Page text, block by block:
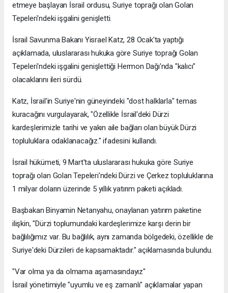
etmeye başlayan İsrail ordusu, Suriye toprağı olan Golan
Tepeleri'ndeki işgalini genişletti.
İsrail Savunma Bakanı Yisrael Katz, 28 Ocak'ta yaptığı
açıklamada, uluslararası hukuka göre Suriye toprağı Golan
Tepeleri'ndeki işgalini genişlettiği Hermon Dağı'nda "kalıcı"
olacaklarını ileri sürdü.
Katz, İsrail'in Suriye'nin güneyindeki "dost halklarla" temas
kuracağını vurgulayarak, "Özellikle İsrail'deki Dürzi
kardeşlerimizle tarihi ve yakın aile bağları olan büyük Dürzi
topluluklara odaklanacağız." ifadesini kullandı.
İsrail hükümeti, 9 Mart'ta uluslararası hukuka göre Suriye
toprağı olan Golan Tepeleri'ndeki Dürzi ve Çerkez topluluklarına
1 milyar doların üzerinde 5 yıllık yatırım paketi açıkladı.
Başbakan Binyamin Netanyahu, onaylanan yatırım paketine
ilişkin, "Dürzi toplumundaki kardeşlerimize karşı derin bir
bağlılığımız var. Bu bağlılık, aynı zamanda bölgedeki, özellikle de
Suriye'deki Dürzileri de kapsamaktadır." açıklamasında bulundu.
"Var olma ya da olmama aşamasındayız"
İsrail yönetimiyle "uyumlu ve eş zamanlı" açıklamalar yapan